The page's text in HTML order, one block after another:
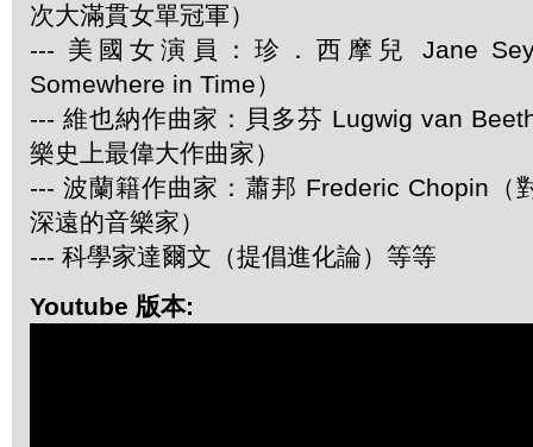
次大滿貫女單冠軍）
--- 美國女演員：珍．西摩兒 Jane
Somewhere in Time）
--- 維也納作曲家：貝多芬 Lugwig van
樂史上最偉大作曲家）
--- 波蘭籍作曲家：蕭邦 Frederic Chopin（
深遠的音樂家）
--- 科學家達爾文（提倡進化論）等等
Youtube 版本: